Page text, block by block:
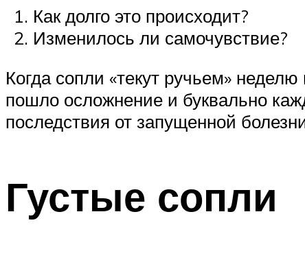
Как долго это происходит?
Изменилось ли самочувствие?
Когда сопли «текут ручьем»
пошло осложнение и буквально
последствия от запущенной
Густые сопли